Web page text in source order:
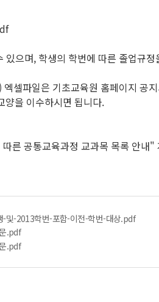
으며, 학생의 학번에 따른 졸업규
셀파일은 기초교육원 홈페이지 공
을 이수하시면 됩니다.
른 공통교육과정 교과목 목록 안내"
-및-2013학번-포함-이전-학번-대상.pdf
.pdf
.pdf